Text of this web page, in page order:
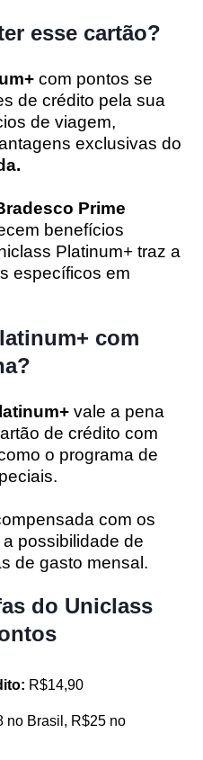
esse cartão?
com pontos se
de crédito pela sua
de viagem,
exclusivas do
Prime
benefícios
Platinum+ traz a
específicos em
com
vale a pena
de crédito com
o programa de
com os
possibilidade de
de gasto mensal.
do Uniclass
R$14,90
no Brasil, R$25 no